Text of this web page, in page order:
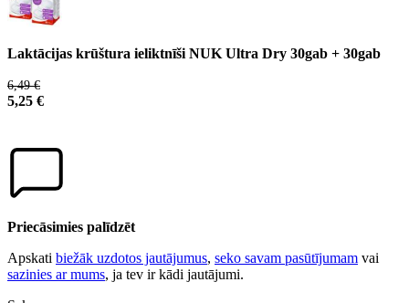
Laktācijas krūštura ieliktnīši NUK Ultra Dry 30gab + 30gab
6,49 €
5,25 €
Priecāsimies palīdzēt
Apskati biežāk uzdotos jautājumus, seko savam pasūtījumam vai
sazinies ar mums, ja tev ir kādi jautājumi.